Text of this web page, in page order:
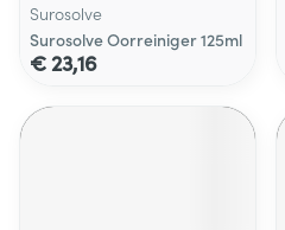
Surosolve
Surosolve Oorreiniger 125ml
€ 23,16